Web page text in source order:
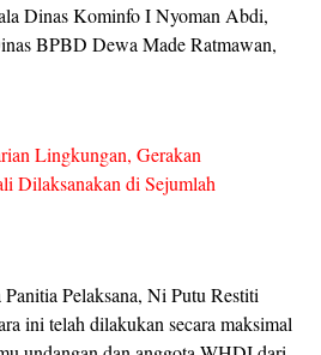
Dinas Kominfo I Nyoman Abdi,
BPBD Dewa Made Ratmawan,
Lingkungan, Gerakan
Dilaksanakan di Sejumlah
Pelaksana, Ni Putu Restiti
ini telah dilakukan secara maksimal